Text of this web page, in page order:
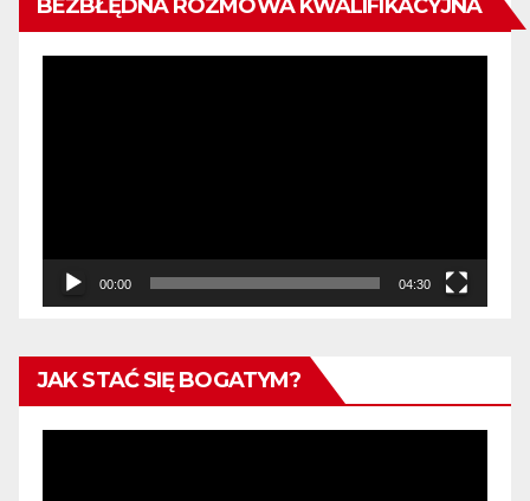
BEZBŁĘDNA ROZMOWA KWALIFIKACYJNA
00:00 04:30
JAK STAĆ SIĘ BOGATYM?